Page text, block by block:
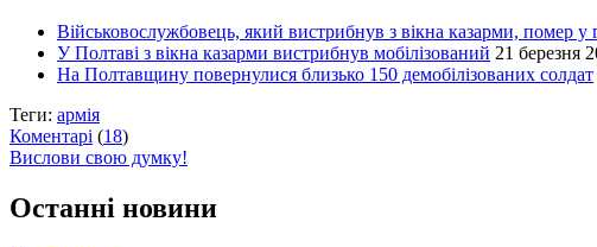
Військовослужбовець, який вистрибнув з вікна казарми, помер у
У Полтаві з вікна казарми вистрибнув мобілізований 21 березня
На Полтавщину повернулися близько 150 демобілізованих солдат
Теги: армія
Коментарі (18)
Вислови свою думку!
Останні новини